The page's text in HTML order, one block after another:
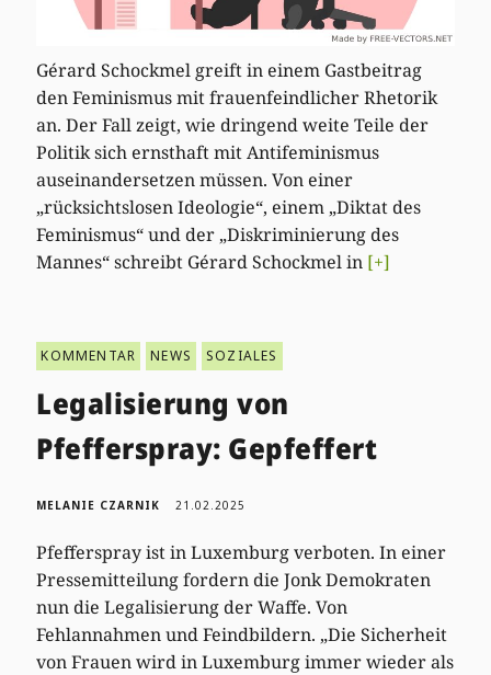
Gérard Schockmel greift in einem Gastbeitrag
den Feminismus mit frauenfeindlicher Rhetorik
an. Der Fall zeigt, wie dringend weite Teile der
Politik sich ernsthaft mit Antifeminismus
auseinandersetzen müssen. Von einer
„rücksichtslosen Ideologie“, einem „Diktat des
Feminismus“ und der „Diskriminierung des
Mannes“ schreibt Gérard Schockmel in [+]
KOMMENTAR NEWS SOZIALES
Legalisierung von
Pfefferspray: Gepfeffert
MELANIE CZARNIK 21.02.2025
Pfefferspray ist in Luxemburg verboten. In einer
Pressemitteilung fordern die Jonk Demokraten
nun die Legalisierung der Waffe. Von
Fehlannahmen und Feindbildern. „Die Sicherheit
von Frauen wird in Luxemburg immer wieder als